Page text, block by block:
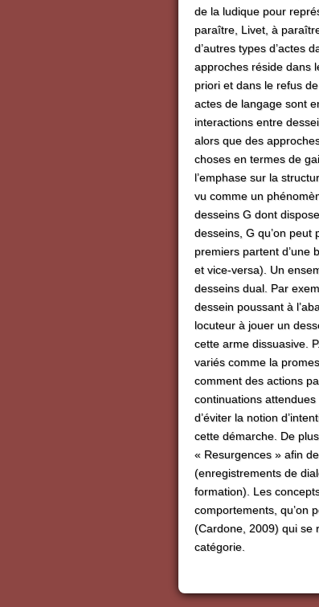
de la ludique pour
paraître, Livet, à
d’autres types d’actes
approches réside dans
priori et dans le refus
actes de langage sont
interactions entre
alors que des
choses en termes de
l’emphase sur la
vu comme un
desseins G dont
desseins, G qu’on
premiers partent d’une
et vice-versa). Un
desseins dual. Par
dessein poussant à
locuteur à jouer un
cette arme dissuasive.
variés comme la
comment des actions
continuations
d’éviter la notion
cette démarche. De
« Resurgences » afin
(enregistrements de
formation). Les
comportements, qu’on
(Cardone, 2009) qui se
catégorie.